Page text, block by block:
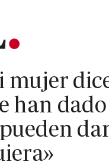
mujer
han dado